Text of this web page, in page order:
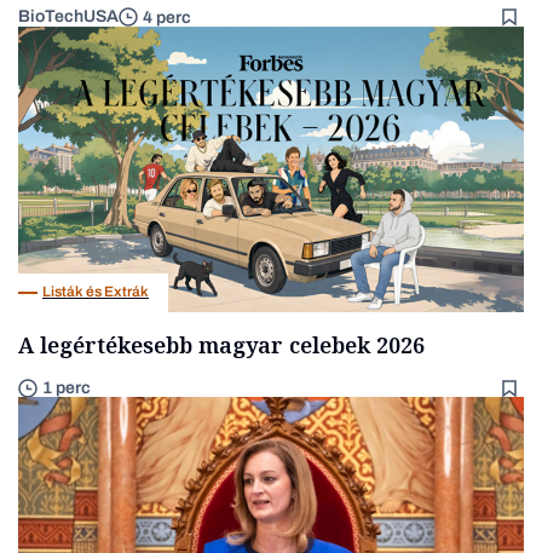
BioTechUSA 4 perc
Listák és Extrák
A legértékesebb magyar celebek 2026
1 perc